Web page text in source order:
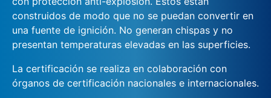
construidos de modo que no se puedan convertir en
una fuente de ignición. No generan chispas y no
presentan temperaturas elevadas en las superficies.
La certificación se realiza en colaboración con
órganos de certificación nacionales e internacionales.